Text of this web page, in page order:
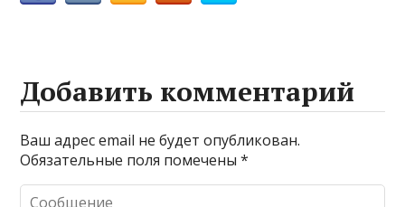
Добавить комментарий
Ваш адрес email не будет опубликован.
Обязательные поля помечены*